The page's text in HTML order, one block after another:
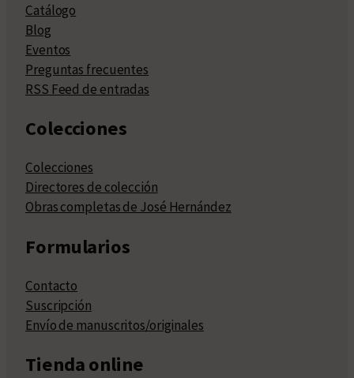
Catálogo
Blog
Eventos
Preguntas frecuentes
RSS Feed de entradas
Colecciones
Colecciones
Directores de colección
Obras completas de José Hernández
Formularios
Contacto
Suscripción
Envío de manuscritos/originales
Tienda online